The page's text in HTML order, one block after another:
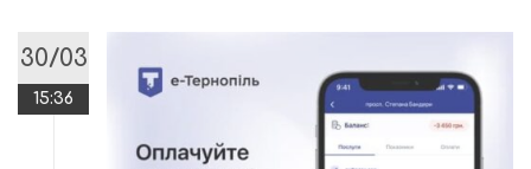
30/03
15:36